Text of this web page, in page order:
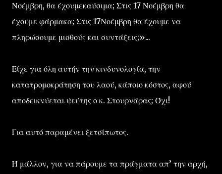
Νοέμβρη, θα έχουμεκαύσιμα; Στις 17 Νοέμβρη θα
έχουμε φάρμακα; Στις 17Νοέμβρη θα έχουμε να
πληρώσουμε μισθούς και συντάξεις;»...
Είχε για όλη αυτήν την κινδυνολογία, την
κατατρομοκράτηση του λαού, κάποιο κόστος, αφού
αποδεικνύεται ψεύτης ο κ. Στουρνάρας; Όχι!
Για αυτό παραμένει ξετσίπωτος.
Ή μάλλον, για να πάρουμε τα πράγματα απ’ την αρχή,